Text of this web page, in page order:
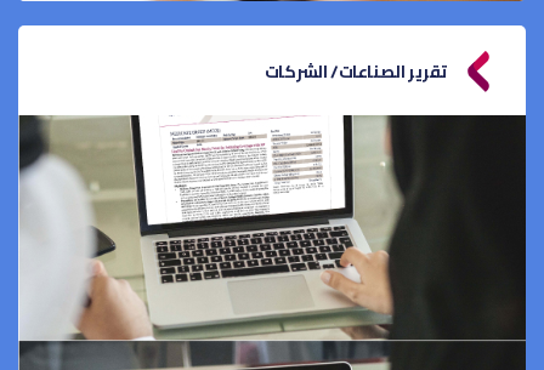
تقرير الصناعات/ الشركات